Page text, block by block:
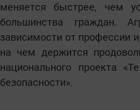
меняется быстрее, чем
большинства граждан.
зависимости от профессии
на чем держится
национального проекта
безопасности».